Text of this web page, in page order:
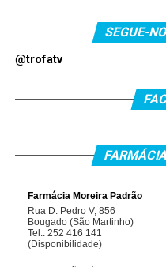
SEGUE-
@trofatv